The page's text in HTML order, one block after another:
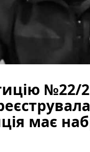
№22/
має